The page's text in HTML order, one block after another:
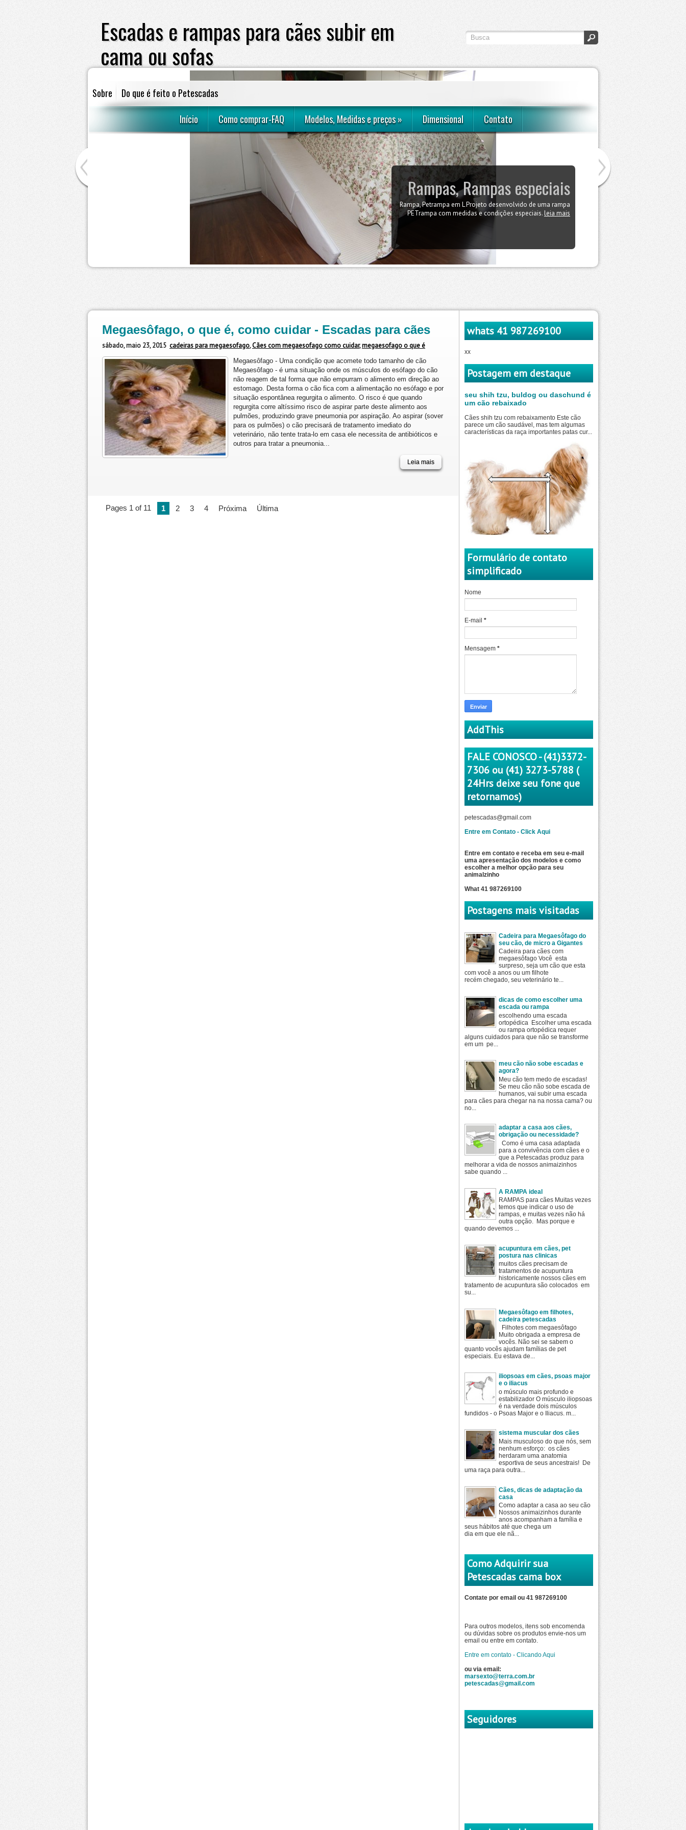
Escadas e rampas para cães subir em
cama ou sofas
escadas e rampas para cães subir em sofá ou cama
Sobre
Do que é feito o Petescadas
Início
Como comprar-FAQ Modelos, Medidas e preços» Dimensional Contato
Rampas, Rampas especiais
Rampa, Petrampa em L Projeto desenvolvido de uma rampa
PETrampa com medidas e condições especiais.leia mais
Quarto de casal
Como obter a melhor opção para manter seu filhote no
quarto do casal com conforto e sem destruir a harmonia do
Megaesôfago, o que é, como cuidar - Escadas para cães
sábado, maio 23, 2015 cadeiras para megaesofago,Cães com megaesofago como cuidar,megaesofago o que é
Megaesôfago - Uma condição que acomete todo tamanho de cão
Megaesôfago - é uma situação onde os músculos do esófago do cão
não reagem de tal forma que não empurram o alimento em direção ao
estomago. Desta forma o cão fica com a alimentação no esófago e por
situação espontânea regurgita o alimento. O risco é que quando
regurgita corre altíssimo risco de aspirar parte deste alimento aos
pulmões, produzindo grave pneumonia por aspiração. Ao aspirar (sover
para os pulmões) o cão precisará de tratamento imediato do
veterinário, não tente trata-lo em casa ele necessita de antibióticos e
outros para tratar a pneumonia...
Leia mais
Pages 1 of 11 1 2 3 4 Próxima Última
whats 41 987269100
xx
Postagem em destaque
seu shih tzu, buldog ou daschund é
um cão rebaixado
Cães shih tzu com rebaixamento Este cão
parece um cão saudável, mas tem algumas
características da raça importantes patas cur...
Formulário de contato
simplificado
Nome
E-mail *
Mensagem *
AddThis
FALE CONOSCO - (41)3372-
7306 ou (41) 3273-5788 (
24Hrs deixe seu fone que
retornamos)
petescadas@gmail.com
Entre em Contato - Click Aqui
Entre em contato e receba em seu e-mail
uma apresentação dos modelos e como
escolher a melhor opção para seu
animalzinho
What 41 987269100
Postagens mais visitadas
Cadeira para Megaesôfago do
seu cão, de micro a Gigantes
Cadeira para cães com
megaesôfago Você esta
surpreso, seja um cão que esta
com você a anos ou um filhote
recém chegado, seu veterinário te...
dicas de como escolher uma
escada ou rampa
escolhendo uma escada
ortopédica Escolher uma escada
ou rampa ortopédica requer
alguns cuidados para que não se transforme
em um pe...
meu cão não sobe escadas e
agora?
Meu cão tem medo de escadas!
Se meu cão não sobe escada de
humanos, vai subir uma escada
para cães para chegar na na nossa cama? ou
no...
adaptar a casa aos cães,
obrigação ou necessidade?
Como é uma casa adaptada
para a convivência com cães e o
que a Petescadas produz para
melhorar a vida de nossos animaizinhos
sabe quando ...
A RAMPA ideal
RAMPAS para cães Muitas vezes
temos que indicar o uso de
rampas, e muitas vezes não há
outra opção. Mas porque e
quando devemos ...
acupuntura em cães, pet
postura nas clinicas
muitos cães precisam de
tratamentos de acupuntura
historicamente nossos cães em
tratamento de acupuntura são colocados em
su...
Megaesôfago em filhotes,
cadeira petescadas
Filhotes com megaesôfago
Muito obrigada a empresa de
vocês. Não sei se sabem o
quanto vocês ajudam famílias de pet
especiais. Eu estava de...
iliopsoas em cães, psoas major
e o iliacus
o músculo mais profundo e
estabilizador O músculo iliopsoas
é na verdade dois músculos
fundidos - o Psoas Major e o Iliacus. m...
sistema muscular dos cães
Mais musculoso do que nós, sem
nenhum esforço: os cães
herdaram uma anatomia
esportiva de seus ancestrais! De
uma raça para outra...
Cães, dicas de adaptação da
casa
Como adaptar a casa ao seu cão
Nossos animaizinhos durante
anos acompanham a família e
seus hábitos até que chega um
dia em que ele nã...
Como Adquirir sua
Petescadas cama box
Contate por email ou 41 987269100
Para outros modelos, itens sob encomenda
ou dúvidas sobre os produtos envie-nos um
email ou entre em contato.
Entre em contato - Clicando Aqui
ou via email:
marsexto@terra.com.br
petescadas@gmail.com
Seguidores